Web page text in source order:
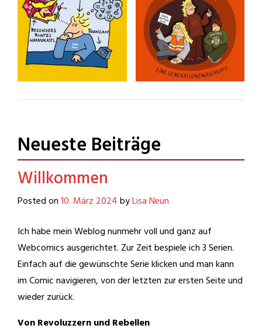
Pseudorevoluzzers.
Alltägliche Dinge, und Rebellen
Neueste Beiträge
Willkommen
Posted on10. März 2024byLisa Neun
Ich habe mein Weblog nunmehr voll und ganz auf
Webcomics ausgerichtet. Zur Zeit bespiele ich 3 Serien.
Einfach auf die gewünschte Serie klicken und man kann
im Comic navigieren, von der letzten zur ersten Seite und
wieder zurück.
Von Revoluzzern und Rebellen